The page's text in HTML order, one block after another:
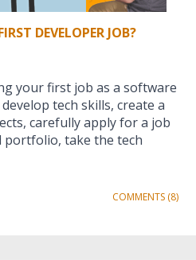
DEVELOPER JOB?
your first job as a software
tech skills, create a
carefully apply for a job
portfolio, take the tech
COMMENTS (8)